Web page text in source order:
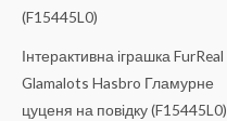
Інтерактивна іграшка FurReal
Glamalots Hasbro Гламурне
цуценя на повідку (F15445L0)